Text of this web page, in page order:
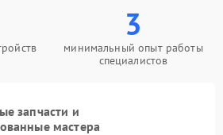
3
минимальный опыт работы
специалистов
запчасти и
мастера